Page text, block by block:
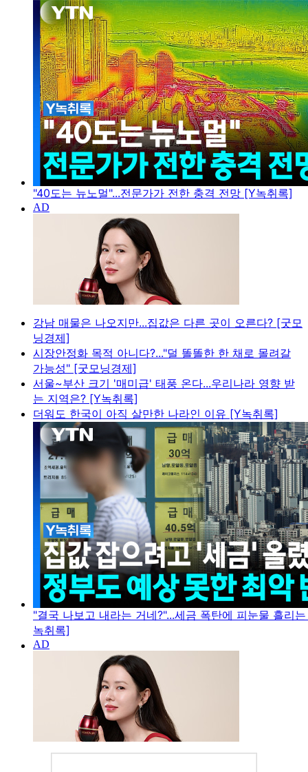
"40도는 뉴노멀"...전문가가 전한 충격 전망 [Y녹취록]
강남 매물은 나오지만...집값은 다른 곳이 오른다? [굿모
닝경제]
시장안정화 목적 아니다?..."덜 똘똘한 한 채로 몰려갈
가능성" [굿모닝경제]
서울~부산 크기 '매미급' 태풍 온다...우리나라 영향 받
는 지역은? [Y녹취록]
더워도 한국이 아직 살만한 나라인 이유 [Y녹취록]
"결국 나보고 내라는 거네?"...세금 폭탄에 피눈물 흘리
녹취록]